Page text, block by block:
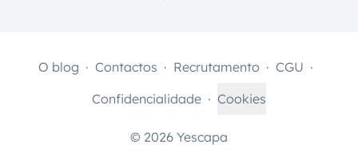
© 2026 Yescapa
O blog Contactos Recrutamento
CGU
Confidencialidade
Cookies